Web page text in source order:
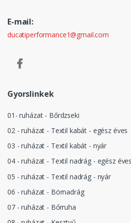
E-mail:
ducatiperformance1@gmail.com
Gyorslinkek
01- ruházat - Bőrdzseki
02 - ruházat - Textil kabát - egész éves
03 - ruházat - Textil kabát - nyár
04 - ruházat - Textil nadrág - egész éves
05 - ruházat - Textil nadrág - nyár
06 - ruházat - Börnadrág
07 - ruházat - Bőrruha